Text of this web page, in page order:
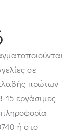
σε
πρώτων
15 εργάσιμες
ή στο